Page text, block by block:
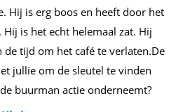
Hij is erg boos en heeft door het
is het echt helemaal zat. Hij
tijd om het café te verlaten.De
jullie om de sleutel te vinden
buurman actie onderneemt?